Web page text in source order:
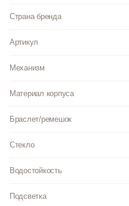
Страна бренда
Артикул
Механизм
Материал корпуса
Браслет/ремешок
Стекло
Водостойкость
Подсветка